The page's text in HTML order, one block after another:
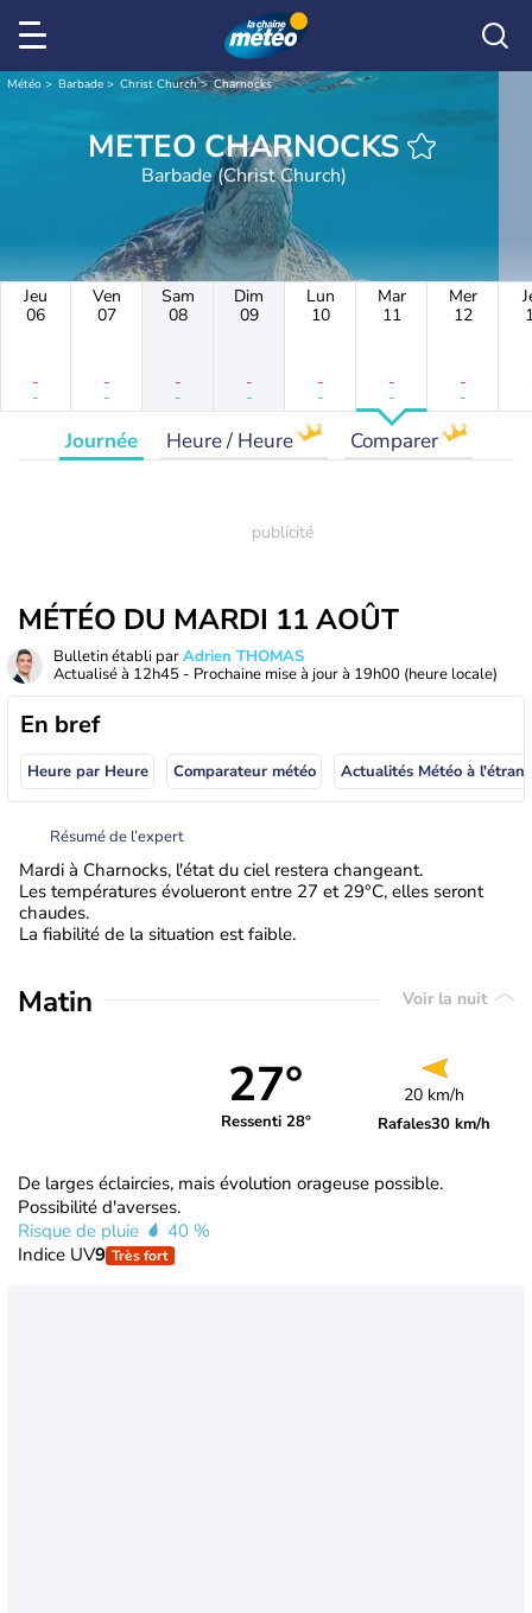
Météo Barbade Christ Church Charnocks
METEO CHARNOCKS
Barbade (Christ Church)
Jeu
06
-
-
Ven
07
-
-
Sam
08
-
-
Dim
09
-
-
Lun
10
-
-
Mar
11
-
-
Mer
12
-
-
Journée Heure / Heure Comparer
MÉTÉO DU MARDI 11 AOÛT
Bulletin établi parAdrien THOMAS
Actualisé à 12h45 - Prochaine mise à jour à 19h00 (heure locale)
En bref
Heure par Heure Comparateur météo
Résumé de l’expert
Mardi à Charnocks, l'état du ciel restera changeant.
Les températures évolueront entre 27 et 29°C, elles seront
chaudes.
La fiabilité de la situation est faible.
Matin Voir la nuit
27°
Ressenti 28°
20 km/h
Rafales30 km/h
De larges éclaircies, mais évolution orageuse possible.
Possibilité d'averses.
Risque de pluie
40 %
Indice UV9 Très fort